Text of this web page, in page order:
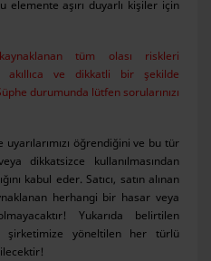
elemente aşırı duyarlı kişiler için
kaynaklanan tüm olası riskleri
akıllıca ve dikkatli bir şekilde
durumunda lütfen sorularınızı
öğrendiğini ve bu tür
dikkatsizce kullanılmasından
kabul eder. Satıcı, satın alınan
herhangi bir hasar veya
Yukarıda belirtilen
şirketimize yöneltilen her türlü